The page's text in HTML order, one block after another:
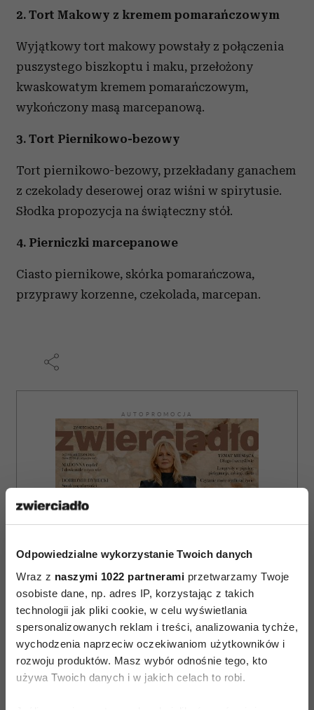
Odpowiedzialne wykorzystanie Twoich danych
Wraz z naszymi 1022 partnerami przetwarzamy Twoje
osobiste dane, np. adres IP, korzystając z takich
technologii jak pliki cookie, w celu wyświetlania
spersonalizowanych reklam i treści, analizowania tychże,
wychodzenia naprzeciw oczekiwaniom użytkowników i
rozwoju produktów. Masz wybór odnośnie tego, kto
używa Twoich danych i w jakich celach to robi.
2. Tort Makowy z kremem pomarańczowym
Wyjątkowy tort makowy powstały z połączenia
puszystego biszkoptu i maku, przełożony
kwaskowatym kremem pomarańczowym,
wykończony masą marcepanową.
3. Tort Piernikowo-bezowy
Tort piernikowo-bezowy, przekładany ganachem
z czekolady deserowej oraz wiśni w spirytusie.
Słodka propozycja na świąteczny stół.
4. Pierniczki marcepanowe
Ciasto piernikowe, skórka pomarańczowa,
przyprawy korzenne, czekolada, marcepan.
AUTOPROMOCJA